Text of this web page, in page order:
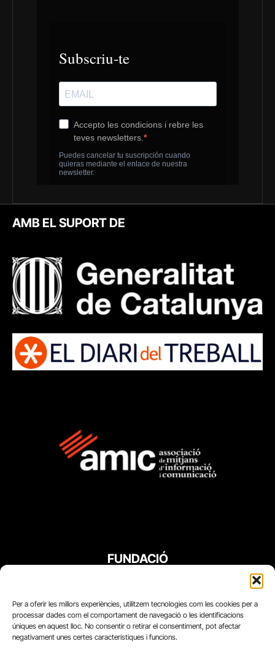
Per a oferir les millors experiències, utilitzem tecnologies com les cookies per a
processar dades com el comportament de navegació o les identificacions
úniques en aquest lloc. No consentir o retirar el consentiment, pot afectar
negativament unes certes característiques i funcions.
AMB EL SUPORT DE
FUNDACIÓ